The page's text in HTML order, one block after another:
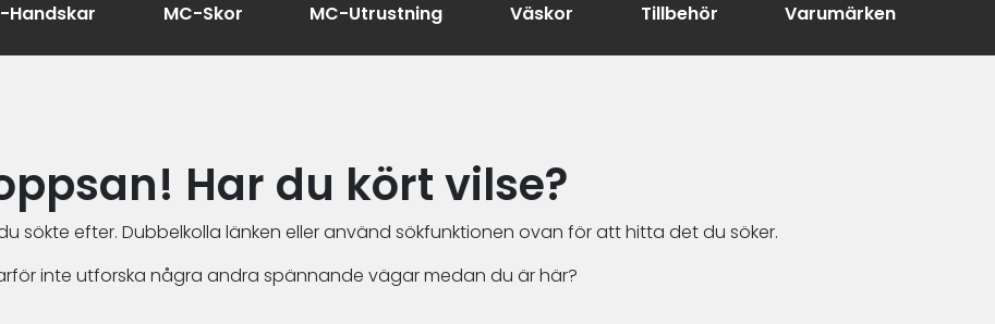
Handskar MC-Skor MC-Utrustning Väskor Tillbehör Varumärken
Har du kört vilse?
sökte efter. Dubbelkolla länken eller använd sökfunktionen ovan för att hitta det du söker.
inte utforska några andra spännande vägar medan du är här?